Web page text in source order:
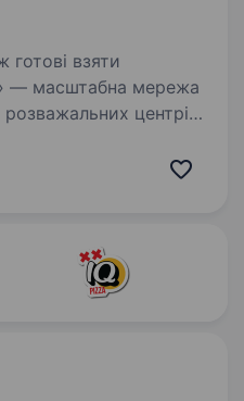
готові взяти
центрів
професіоналізму